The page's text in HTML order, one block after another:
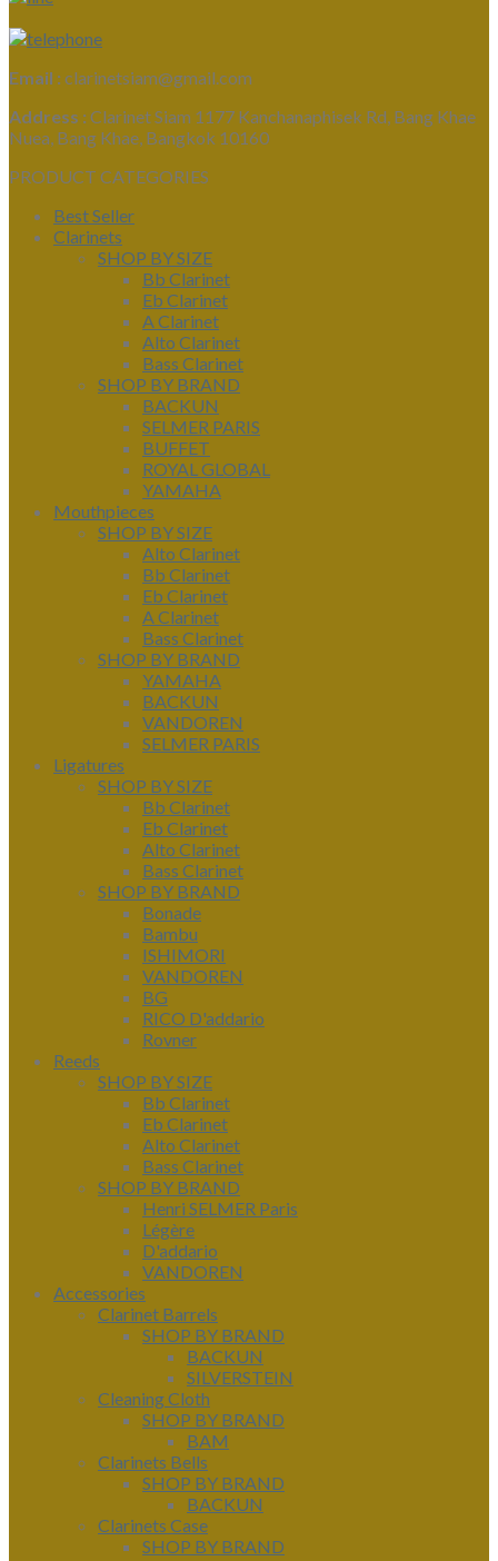
Email : clarinetsiam@gmail.com
Address : Clarinet Siam 1177 Kanchanaphisek Rd, Bang Khae
Nuea, Bang Khae, Bangkok 10160
PRODUCT CATEGORIES
Best Seller
Clarinets
SHOP BY SIZE
Bb Clarinet
Eb Clarinet
A Clarinet
Alto Clarinet
Bass Clarinet
SHOP BY BRAND
BACKUN
SELMER PARIS
BUFFET
ROYAL GLOBAL
YAMAHA
Mouthpieces
SHOP BY SIZE
Alto Clarinet
Bb Clarinet
Eb Clarinet
A Clarinet
Bass Clarinet
SHOP BY BRAND
YAMAHA
BACKUN
VANDOREN
SELMER PARIS
Ligatures
SHOP BY SIZE
Bb Clarinet
Eb Clarinet
Alto Clarinet
Bass Clarinet
SHOP BY BRAND
Bonade
Bambu
ISHIMORI
VANDOREN
BG
RICO D'addario
Rovner
Reeds
SHOP BY SIZE
Bb Clarinet
Eb Clarinet
Alto Clarinet
Bass Clarinet
SHOP BY BRAND
Henri SELMER Paris
Légère
D'addario
VANDOREN
Accessories
Clarinet Barrels
SHOP BY BRAND
BACKUN
SILVERSTEIN
Cleaning Cloth
SHOP BY BRAND
BAM
Clarinets Bells
SHOP BY BRAND
BACKUN
Clarinets Case
SHOP BY BRAND